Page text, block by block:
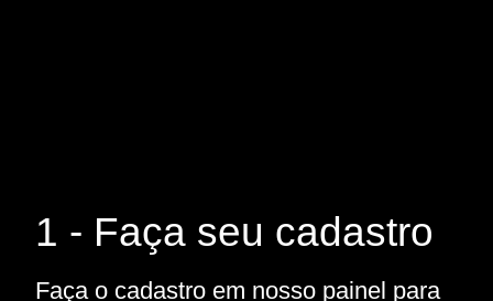
1 - Faça seu cadastro
Faça o cadastro em nosso painel para